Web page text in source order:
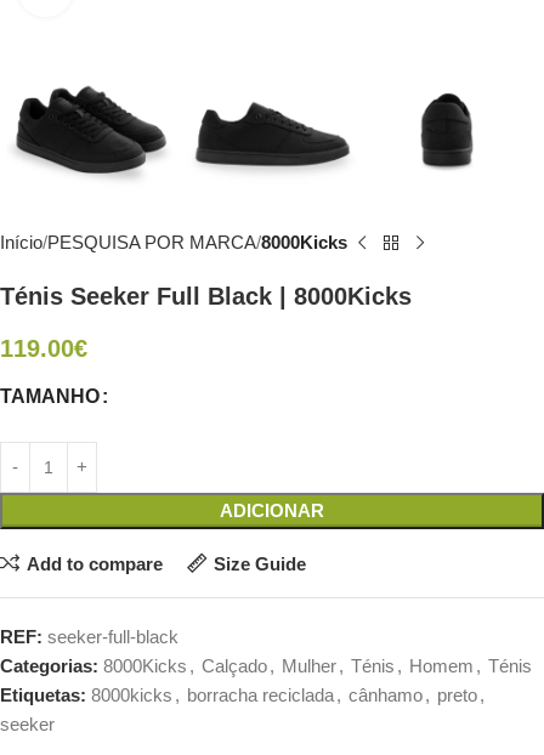
Início PESQUISA POR MARCA 8000Kicks
Ténis Seeker Full Black | 8000Kicks
119.00€
TAMANHO
ADICIONAR
Add to compare Size Guide
REF: seeker-full-black
Categorias: 8000Kicks , Calçado, Mulher, Ténis , Homem , Ténis
Etiquetas: 8000kicks , borracha reciclada, cânhamo, preto,
seeker